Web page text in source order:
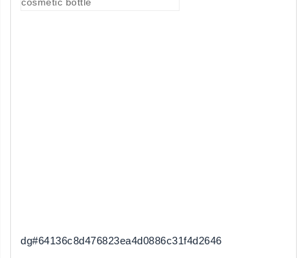
dg#64136c8d476823ea4d0886c31f4d2646